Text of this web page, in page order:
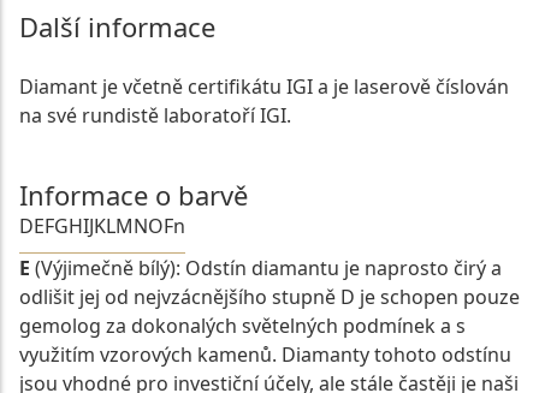
Další informace
Diamant je včetně certifikátu IGI a je laserově číslován
na své rundistě laboratoří IGI.
Informace o barvě
DEFGHIJKLMNOFn
E (Výjimečně bílý): Odstín diamantu je naprosto čirý a
odlišit jej od nejvzácnějšího stupně D je schopen pouze
gemolog za dokonalých světelných podmínek a s
využitím vzorových kamenů. Diamanty tohoto odstínu
jsou vhodné pro investiční účely, ale stále častěji je naši